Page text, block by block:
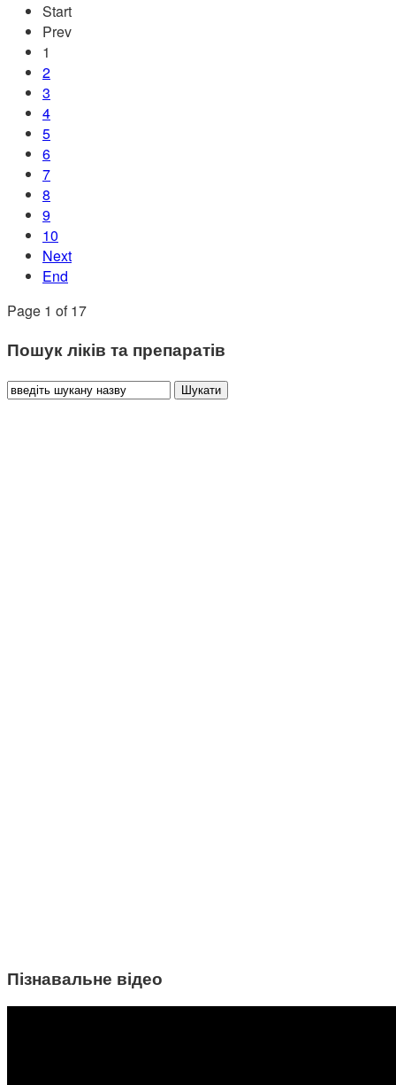
Start
Prev
1
2
3
4
5
6
7
8
9
10
Next
End
Page 1 of 17
Пошук ліків та препаратів
Пізнавальне відео